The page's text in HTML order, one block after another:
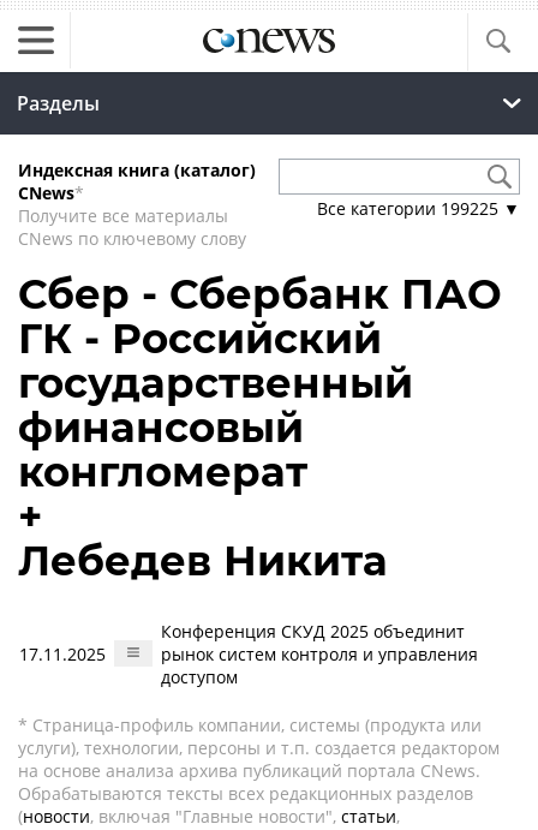
Разделы
Индексная книга (каталог)
CNews*
Получите все материалы
CNews по ключевому слову
Все категории 199225 ▼
Сбер - Сбербанк ПАО
ГК - Российский
государственный
финансовый
конгломерат
+
Лебедев Никита
17.11.2025
Конференция СКУД 2025 объединит
рынок систем контроля и управления
доступом
* Страница-профиль компании, системы (продукта или
услуги), технологии, персоны и т.п. создается редактором
на основе анализа архива публикаций портала CNews.
Обрабатываются тексты всех редакционных разделов
(новости, включая "Главные новости", статьи,